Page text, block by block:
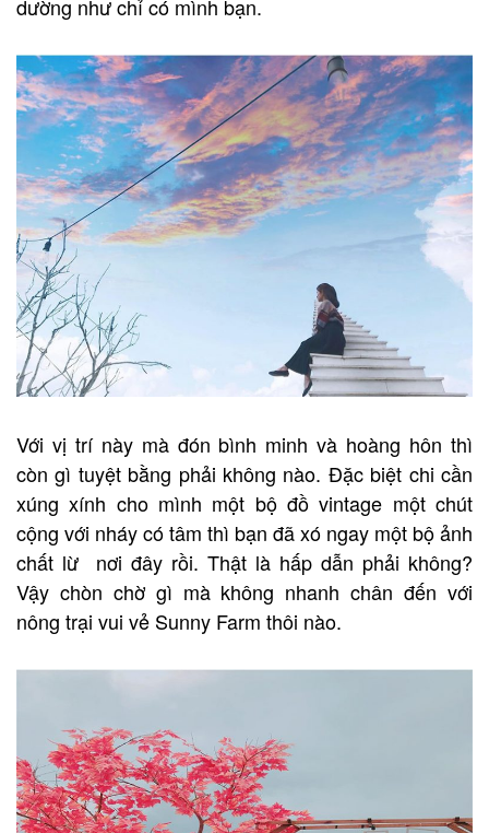
dường như chỉ có mình bạn.
Với vị trí này mà đón bình minh và hoàng hôn thì
còn gì tuyệt bằng phải không nào. Đặc biệt chi cần
xúng xính cho mình một bộ đồ vintage một chút
cộng với nháy có tâm thì bạn đã xó ngay một bộ ảnh
chất lừ nơi đây rồi. Thật là hấp dẫn phải không?
Vậy chòn chờ gì mà không nhanh chân đến với
nông trại vui vẻ Sunny Farm thôi nào.